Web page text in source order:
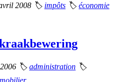
2008 🏷 impôts 🏷 économie
🏷 administration 🏷